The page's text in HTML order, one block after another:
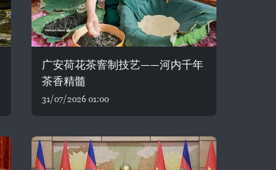
广安荷花茶窨制技艺——河内千年
茶香精髓
31/07/2026 01:00